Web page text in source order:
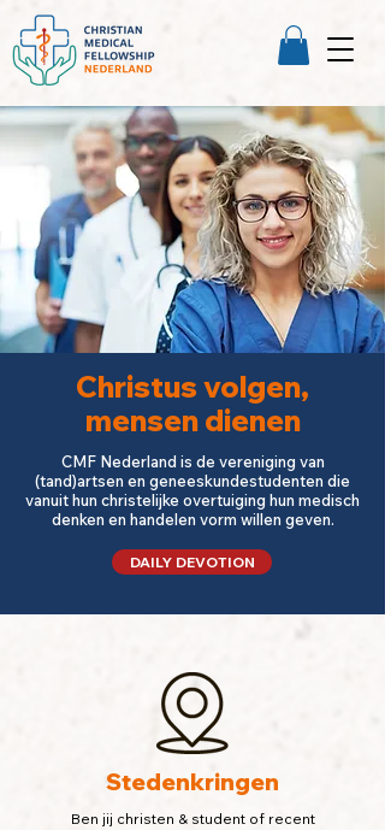
Christus volgen,
mensen dienen
CMF Nederland is de vereniging van
(tand)artsen en geneeskundestudenten die
vanuit hun christelijke overtuiging hun medisch
denken en handelen vorm willen geven.
DAILY DEVOTION
Stedenkringen
Ben jij christen & student of recent